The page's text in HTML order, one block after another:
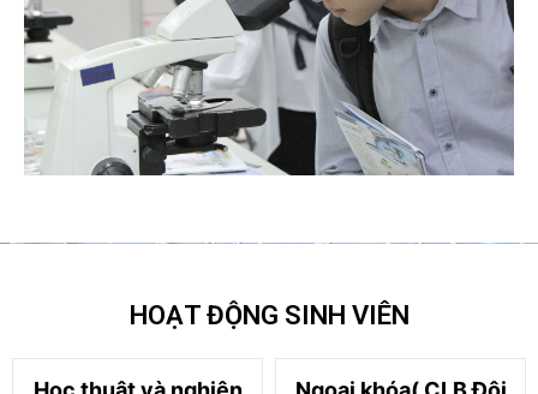
HOẠT ĐỘNG SINH VIÊN